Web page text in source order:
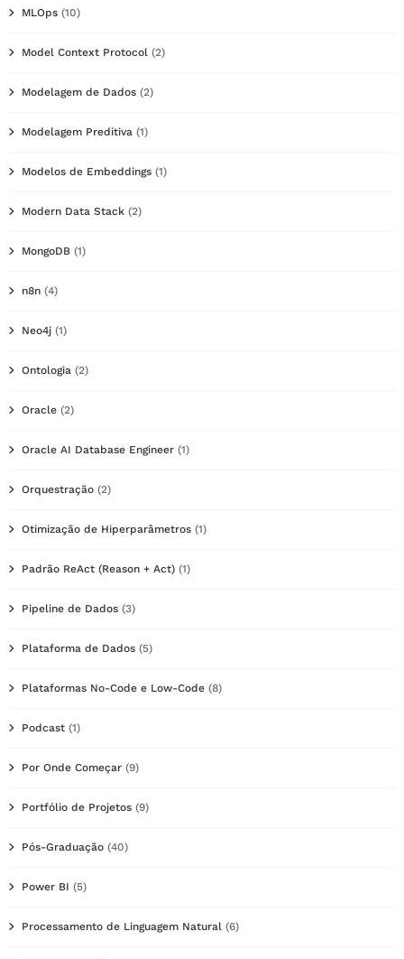
MLOps (10)
Model Context Protocol (2)
Modelagem de Dados (2)
Modelagem Preditiva (1)
Modelos de Embeddings (1)
Modern Data Stack (2)
MongoDB (1)
n8n (4)
Neo4j (1)
Ontologia (2)
Oracle (2)
Oracle AI Database Engineer (1)
Orquestração (2)
Otimização de Hiperparâmetros (1)
Padrão ReAct (Reason + Act) (1)
Pipeline de Dados (3)
Plataforma de Dados (5)
Plataformas No-Code e Low-Code (8)
Podcast (1)
Por Onde Começar (9)
Portfólio de Projetos (9)
Pós-Graduação (40)
Power BI (5)
Processamento de Linguagem Natural (6)